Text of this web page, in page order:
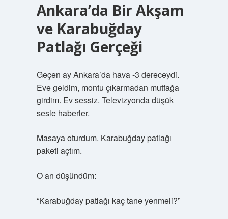
Ankara’da Bir Akşam
ve Karabuğday
Patlağı Gerçeği
Geçen ay Ankara’da hava -3 dereceydi.
Eve geldim, montu çıkarmadan mutfağa
girdim. Ev sessiz. Televizyonda düşük
sesle haberler.
Masaya oturdum. Karabuğday patlağı
paketi açtım.
O an düşündüm:
“Karabuğday patlağı kaç tane yenmeli?”